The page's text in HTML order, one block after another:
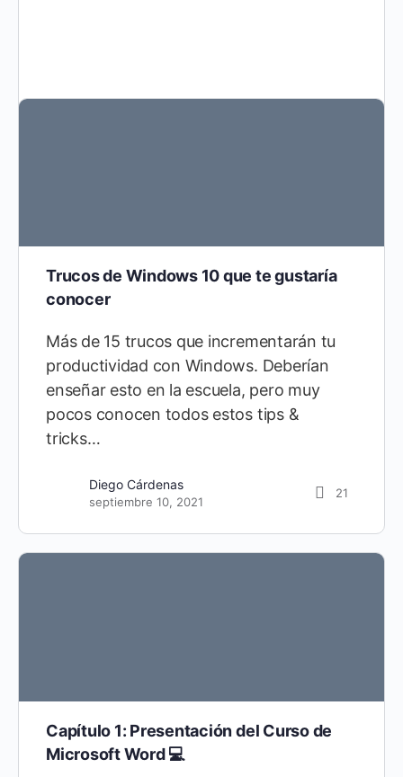
Trucos de Windows 10 que te gustaría
conocer
Más de 15 trucos que incrementarán tu
productividad con Windows. Deberían
enseñar esto en la escuela, pero muy
pocos conocen todos estos tips &
tricks…
Diego Cárdenas
septiembre 10, 2021
21
Capítulo 1: Presentación del Curso de
Microsoft Word 💻